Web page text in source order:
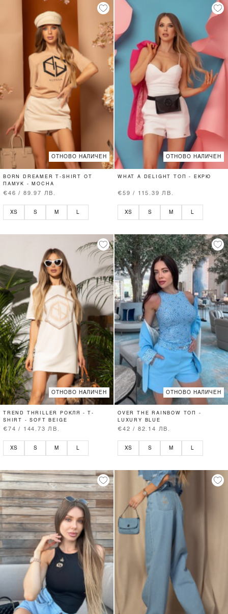
ОТНОВО НАЛИЧЕН
BORN DREAMER T-SHIRT ОТ
ПАМУК - MOCHA
€46 / 89.97 ЛВ.
XS S M
ОТНОВО НАЛИЧЕН
WHAT A DELIGHT ТОП - ЕКРЮ
€59 / 115.39 ЛВ.
XS S M
ОТНОВО НАЛИЧЕН
TREND THRILLER РОКЛЯ - T-
SHIRT - SOFT BEIGE
€74 / 144.73 ЛВ.
XS S M L
ОТНОВО НАЛИЧЕН
OVER THE RAINBOW ТОП -
LUXURY BLUE
€42 / 82.14 ЛВ.
XS S M L